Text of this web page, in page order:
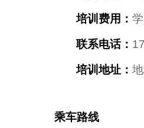
培训费用：
联系电话：
培训地址：
乘车路线